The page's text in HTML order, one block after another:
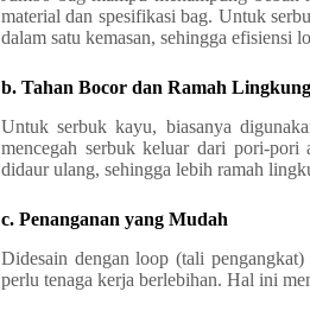
material dan spesifikasi bag. Untuk
dalam satu kemasan, sehingga efisiensi
b. Tahan Bocor dan Ramah
Untuk serbuk kayu, biasanya
mencegah serbuk keluar dari pori-pori
didaur ulang, sehingga lebih ramah
c. Penanganan yang Mudah
Didesain dengan loop (tali
perlu tenaga kerja berlebihan. Hal ini